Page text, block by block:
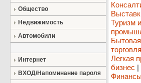
Общество
Недвижимость
Автомобили
Интернет
ВХОД/Напоминание пароля
Туризм
торговля
Легкая
бизнес |